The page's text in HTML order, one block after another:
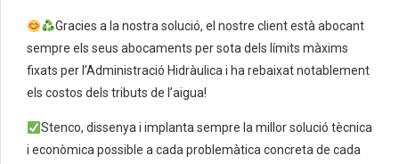
Gracies a la nostra solució, el nostre client està abocant
sempre els seus abocaments per sota dels límits màxims
fixats per l’Administració Hidràulica i ha rebaixat notablement
els costos dels tributs de l’aigua!
Stenco, dissenya i implanta sempre la millor solució tècnica
i econòmica possible a cada problemàtica concreta de cada